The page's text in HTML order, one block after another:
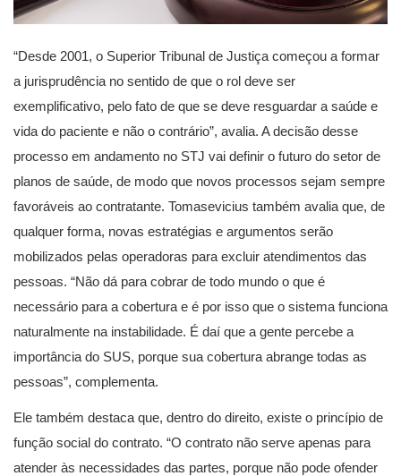
“Desde 2001, o Superior Tribunal de Justiça começou a formar
a jurisprudência no sentido de que o rol deve ser
exemplificativo, pelo fato de que se deve resguardar a saúde e
vida do paciente e não o contrário”, avalia. A decisão desse
processo em andamento no STJ vai definir o futuro do setor de
planos de saúde, de modo que novos processos sejam sempre
favoráveis ao contratante. Tomasevicius também avalia que, de
qualquer forma, novas estratégias e argumentos serão
mobilizados pelas operadoras para excluir atendimentos das
pessoas. “Não dá para cobrar de todo mundo o que é
necessário para a cobertura e é por isso que o sistema funciona
naturalmente na instabilidade. É daí que a gente percebe a
importância do SUS, porque sua cobertura abrange todas as
pessoas”, complementa.
Ele também destaca que, dentro do direito, existe o princípio de
função social do contrato. “O contrato não serve apenas para
atender às necessidades das partes, porque não pode ofender